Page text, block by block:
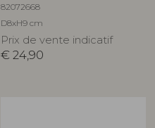
82072668
D8xH9 cm
Prix de vente indicatif
€ 24,90